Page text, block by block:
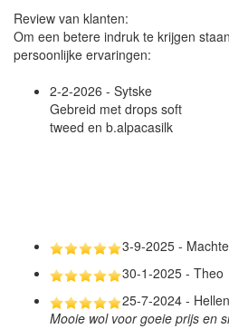
Review van klanten:
Om een betere indruk te krijgen
persoonlijke ervaringen:
2-2-2026 - Sytske
Gebreid met drops soft
tweed en b.alpacasilk
3-9-2025 -
30-1-2025 - Theo
25-7-2024 - Hellen
Mooie wol voor goeie prijs en